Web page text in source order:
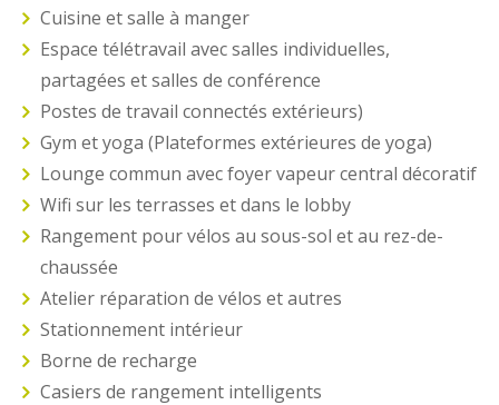
Cuisine et salle à manger
Espace télétravail avec salles individuelles,
partagées et salles de conférence
Postes de travail connectés extérieurs)
Gym et yoga (Plateformes extérieures de yoga)
Lounge commun avec foyer vapeur central décoratif
Wifi sur les terrasses et dans le lobby
Rangement pour vélos au sous-sol et au rez-de-
chaussée
Atelier réparation de vélos et autres
Stationnement intérieur
Borne de recharge
Casiers de rangement intelligents